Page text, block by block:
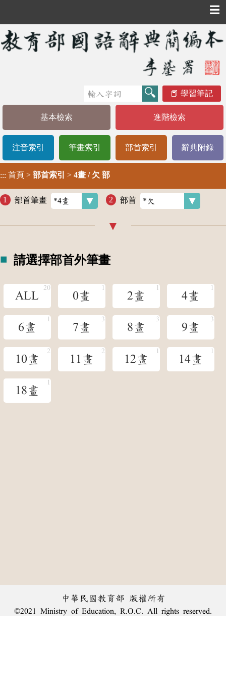
☰
學習筆記
基本檢索 進階檢索
注音索引 筆畫索引 部首索引 辭典附錄
::: 首頁 > 部首索引 > 4畫 / 欠 部
部首筆畫 部首
請選擇部首外筆畫
ALL 0畫 2畫 4畫
6畫 7畫 8畫 9畫
10畫 11畫 12畫 14畫
18畫
中華民國教育部 版權所有
©2021 Ministry of Education, R.O.C. All rights reserved.